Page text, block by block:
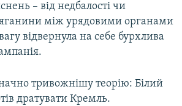
– від недбалості чи
між урядовими органами
відвернула на себе бурхлива
тривожнішу теорію: Білий
дратувати Кремль.